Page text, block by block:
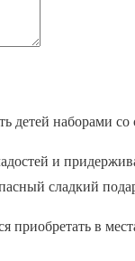
детей наборами со
и
сладкий
приобретать в